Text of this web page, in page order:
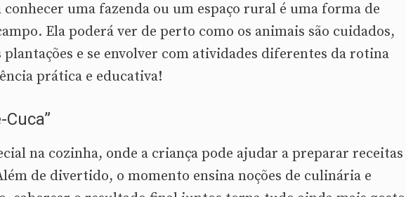
conhecer uma fazenda ou um espaço rural é uma forma de
Ela poderá ver de perto como os animais são cuidados,
e se envolver com atividades diferentes da rotina
prática e educativa!
na cozinha, onde a criança pode ajudar a preparar receitas
de divertido, o momento ensina noções de culinária e